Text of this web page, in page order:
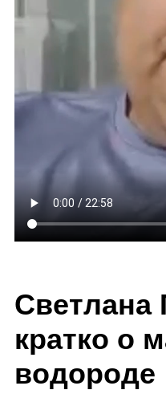
Светлана
кратко о
водороде